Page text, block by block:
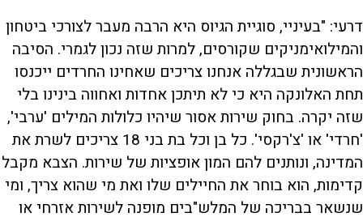
דרעי: "בעיניי, סוגיית הגיוס היא הרבה מעבר לצורכי ביטחון
והמילואימניקים שקורסים, למרות שזה נכון לגמרי. הסיבה
הראשונית שבגללה אנחנו צריכים שאחינו החרדים ייכנסו
תחת האלונקה היא כי לא תיתכן אחדות ואחווה בינינו בלי
שזה יקרה. בחוק שירות אסור שיהיו כלולות המילים 'ערבי',
'חרדי' או 'צ'רקסי'. כל בן וכל בת בני 18 צריכים לשרת את
המדינה, ונותנים להם המון אופציות של שירות. הצבא מקבל
קדימות, הוא בוחר את החיילים שלו ואת מי שהוא צריך, ומי
שנשאר בבריכה של המלש"בים מופנה לשירות אזרחי או